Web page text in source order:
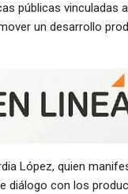
públicas vinculadas
un desarrollo
López, quien
diálogo con los